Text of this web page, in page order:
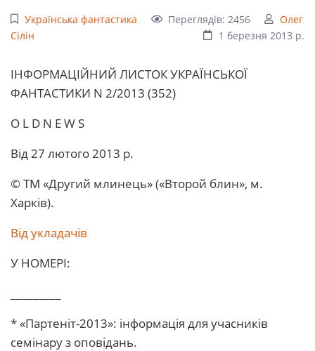
Українська фантастика Переглядів: 2456
Олег
Сілін
1 березня 2013 р.
ІHФОРМАЦІЙНИЙ ЛИСТОК УКРАЇHСЬКОЇ
ФАHТАСТИКИ N 2/2013 (352)
O L D N E W S
Від 27 лютого 2013 р.
© ТМ «Другий млинець» («Второй блин», м.
Харків).
Від укладачів
У НОМЕРІ:
* «Партеніт-2013»: інформація для учасників
семінару з оповідань.